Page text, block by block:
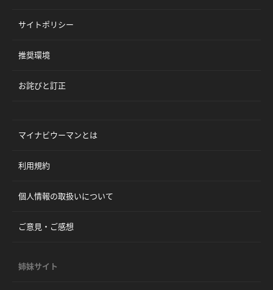
サイトポリシー
推奨環境
お詫びと訂正
マイナビウーマンとは
利用規約
個人情報の取扱いについて
ご意見・ご感想
姉妹サイト